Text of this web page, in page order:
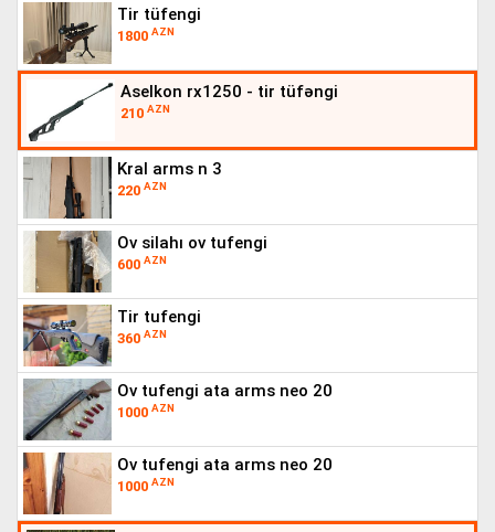
tir tüfengi
1800 AZN
aselkon rx1250 - tir tüfəngi
210 AZN
kral arms n 3
220 AZN
ov silahı ov tufengi
600 AZN
tir tufengi
360 AZN
ov tufengi ata arms neo 20
1000 AZN
ov tufengi ata arms neo 20
1000 AZN